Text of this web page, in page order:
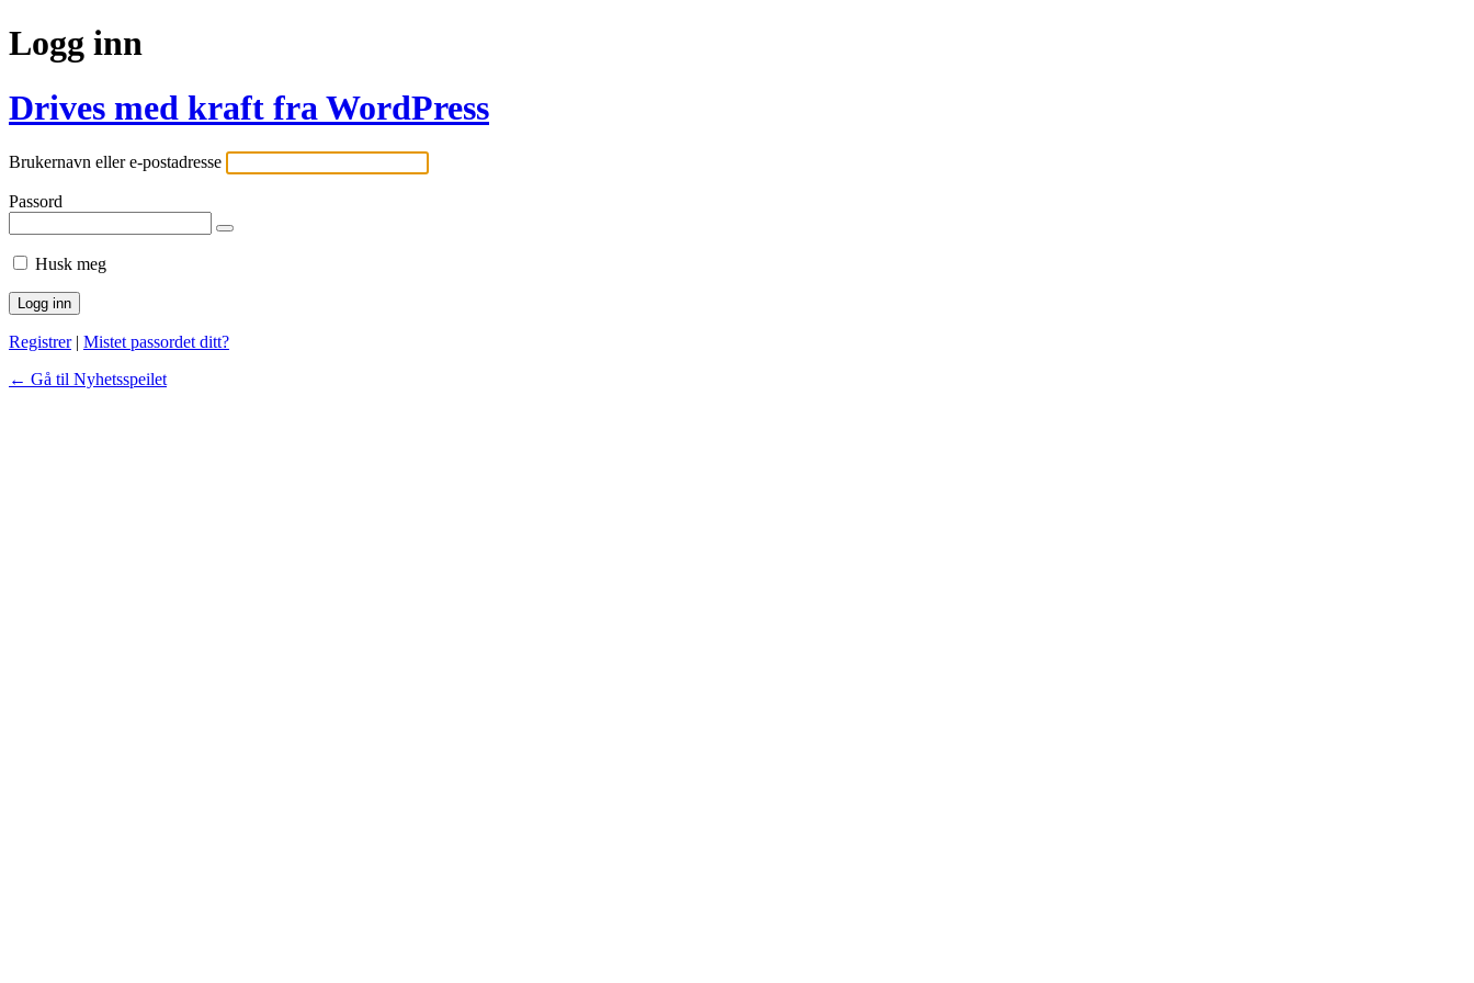
Logg inn
Drives med kraft fra WordPress
Brukernavn eller e-postadresse
Passord
Husk meg
Registrer| Mistet passordet ditt?
← Gå til Nyhetsspeilet